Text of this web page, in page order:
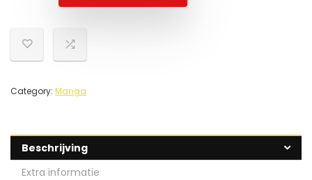
Category: Manga
Beschrijving
Extra informatie